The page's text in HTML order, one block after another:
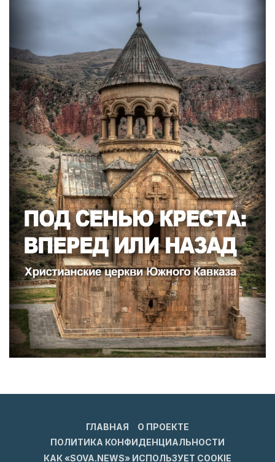
ГЛАВНАЯ
О ПРОЕКТЕ
ПОЛИТИКА КОНФИДЕНЦИАЛЬНОСТИ
КАК «SOVA.NEWS» ИСПОЛЬЗУЕТ COOKIE